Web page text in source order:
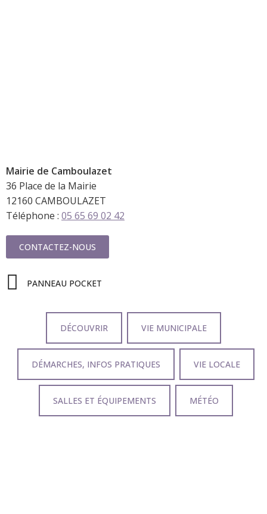
Mairie de Camboulazet
36 Place de la Mairie
12160 CAMBOULAZET
Téléphone : 05 65 69 02 42
CONTACTEZ-NOUS
PANNEAU POCKET
DÉCOUVRIR VIE MUNICIPALE
DÉMARCHES, INFOS PRATIQUES VIE LOCALE
SALLES ET ÉQUIPEMENTS MÉTÉO